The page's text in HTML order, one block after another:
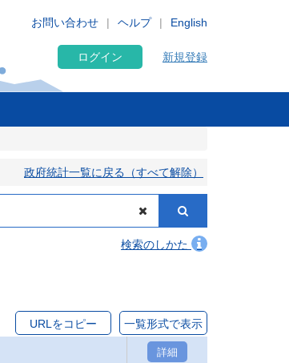
English
お問い合わせ ヘルプ
ログイン 新規登録
政府統計一覧に戻る（すべて解除）
検索のしかた
URLをコピー 一覧形式で表示
詳細